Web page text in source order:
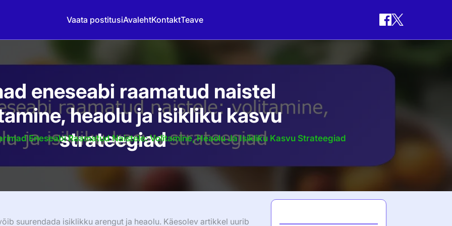
Vaata postitusiAvalehtKontaktTeave
eneseabi raamatud naistel
heaolu ja isikliku kasvu
strateegiad
Eneseabi Raamatud Naistele: Volitamine, Heaolu Ja Isikliku Kasvu Strateegiad
suurendada isiklikku arengut ja heaolu. Käesolev artikkel uurib